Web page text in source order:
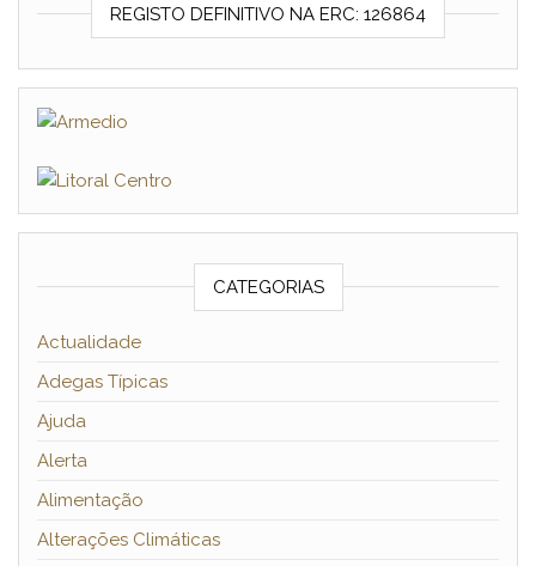
REGISTO DEFINITIVO NA ERC: 126864
CATEGORIAS
Actualidade
Adegas Típicas
Ajuda
Alerta
Alimentação
Alterações Climáticas